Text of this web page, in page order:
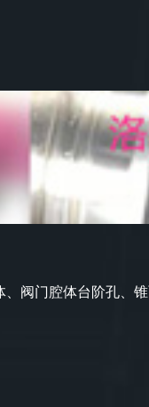
阀门腔体台阶孔、